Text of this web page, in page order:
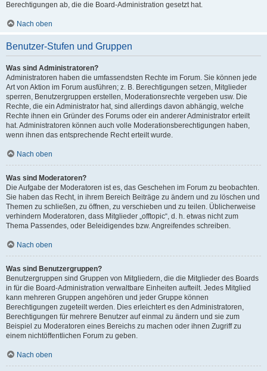
Berechtigungen ab, die die Board-Administration gesetzt hat.
Nach oben
Benutzer-Stufen und Gruppen
Was sind Administratoren?
Administratoren haben die umfassendsten Rechte im Forum. Sie können jede
Art von Aktion im Forum ausführen; z. B. Berechtigungen setzen, Mitglieder
sperren, Benutzergruppen erstellen, Moderationsrechte vergeben usw. Die
Rechte, die ein Administrator hat, sind allerdings davon abhängig, welche
Rechte ihnen ein Gründer des Forums oder ein anderer Administrator erteilt
hat. Administratoren können auch volle Moderationsberechtigungen haben,
wenn ihnen das entsprechende Recht erteilt wurde.
Nach oben
Was sind Moderatoren?
Die Aufgabe der Moderatoren ist es, das Geschehen im Forum zu beobachten.
Sie haben das Recht, in ihrem Bereich Beiträge zu ändern und zu löschen und
Themen zu schließen, zu öffnen, zu verschieben und zu teilen. Üblicherweise
verhindern Moderatoren, dass Mitglieder „offtopic“, d. h. etwas nicht zum
Thema Passendes, oder Beleidigendes bzw. Angreifendes schreiben.
Nach oben
Was sind Benutzergruppen?
Benutzergruppen sind Gruppen von Mitgliedern, die die Mitglieder des Boards
in für die Board-Administration verwaltbare Einheiten aufteilt. Jedes Mitglied
kann mehreren Gruppen angehören und jeder Gruppe können
Berechtigungen zugeteilt werden. Dies erleichtert es den Administratoren,
Berechtigungen für mehrere Benutzer auf einmal zu ändern und sie zum
Beispiel zu Moderatoren eines Bereichs zu machen oder ihnen Zugriff zu
einem nichtöffentlichen Forum zu geben.
Nach oben